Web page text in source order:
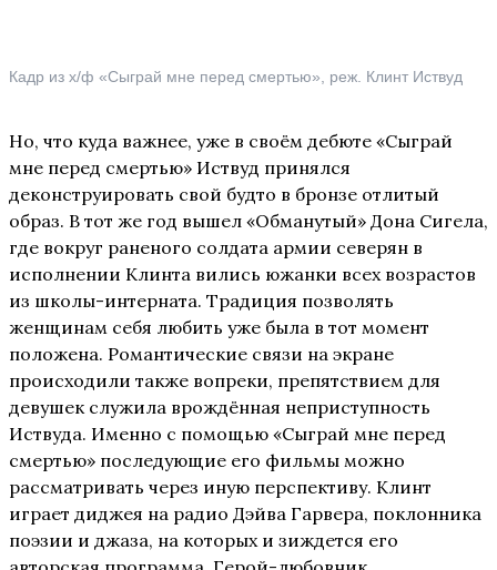
Кадр из х/ф «Сыграй мне перед смертью», реж. Клинт Иствуд
Но, что куда важнее, уже в своём дебюте «Сыграй
мне перед смертью» Иствуд принялся
деконструировать свой будто в бронзе отлитый
образ. В тот же год вышел «Обманутый» Дона Сигела,
где вокруг раненого солдата армии северян в
исполнении Клинта вились южанки всех возрастов
из школы-интерната. Традиция позволять
женщинам себя любить уже была в тот момент
положена. Романтические связи на экране
происходили также вопреки, препятствием для
девушек служила врождённая неприступность
Иствуда. Именно с помощью «Сыграй мне перед
смертью» последующие его фильмы можно
рассматривать через иную перспективу. Клинт
играет диджея на радио Дэйва Гарвера, поклонника
поэзии и джаза, на которых и зиждется его